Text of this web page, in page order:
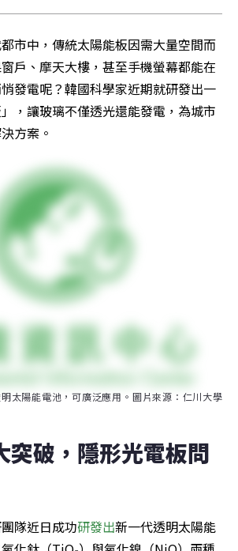
市中，傳統太陽能板因需大量空間而
戶、摩天大樓，甚至手機螢幕都能在
發電呢？韓國科學家近期就研發出一
，讓玻璃不僅透光還能發電，為城市
方案。
太陽能電池，可廣泛應用。圖片來源：仁川大學
突破，隱形光電板問
隊近日成功研發出新一代透明太陽能